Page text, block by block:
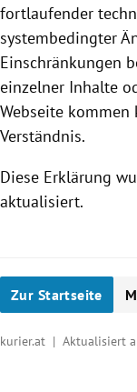
fortlaufender
systembedingter
Einschränkungen
einzelner Inhalte
Webseite
Verständnis.
Diese Erklärung
aktualisiert.
Zur Startseite
kurier.at | Aktualisiert